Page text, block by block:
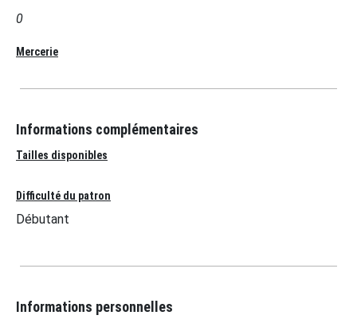
0
Mercerie
Informations complémentaires
Tailles disponibles
Difficulté du patron
Débutant
Informations personnelles